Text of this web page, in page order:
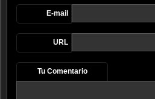
E-mail
URL
Tu Comentario